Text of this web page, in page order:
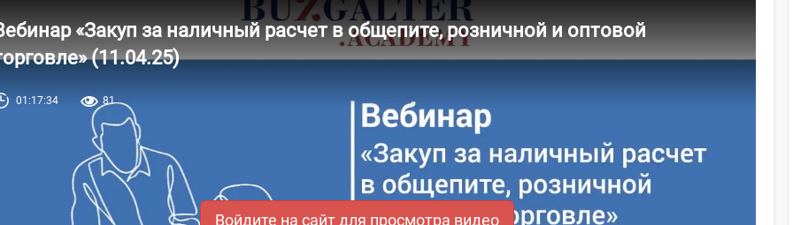
«Закуп за наличный расчет в общепите, розничной и оптовой
(11.04.25)
01:17:34 81
Войдите на сайт для просмотра видео